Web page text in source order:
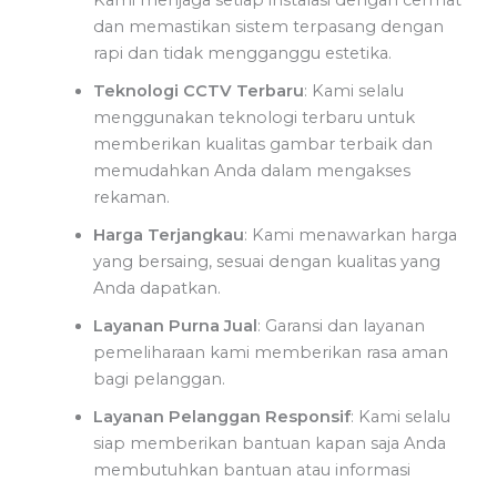
dan memastikan sistem terpasang dengan
rapi dan tidak mengganggu estetika.
Teknologi CCTV Terbaru: Kami selalu
menggunakan teknologi terbaru untuk
memberikan kualitas gambar terbaik dan
memudahkan Anda dalam mengakses
rekaman.
Harga Terjangkau: Kami menawarkan harga
yang bersaing, sesuai dengan kualitas yang
Anda dapatkan.
Layanan Purna Jual: Garansi dan layanan
pemeliharaan kami memberikan rasa aman
bagi pelanggan.
Layanan Pelanggan Responsif: Kami selalu
siap memberikan bantuan kapan saja Anda
membutuhkan bantuan atau informasi